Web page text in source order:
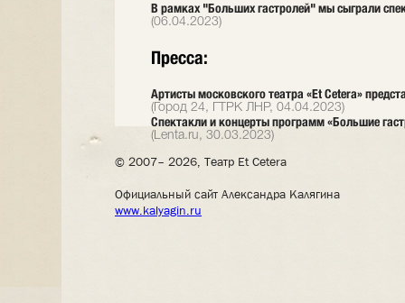
В рамках "Больших гастролей" мы сыграли
(06.04.2023)
Пресса:
Артисты московского театра «Et Cetera»
(Город 24, ГТРК ЛНР, 04.04.2023)
Спектакли и концерты программ «Большие
(Lenta.ru, 30.03.2023)
© 2007– 2026, Театр Et Cetera
Официальный сайт Александра Калягина
www.kalyagin.ru